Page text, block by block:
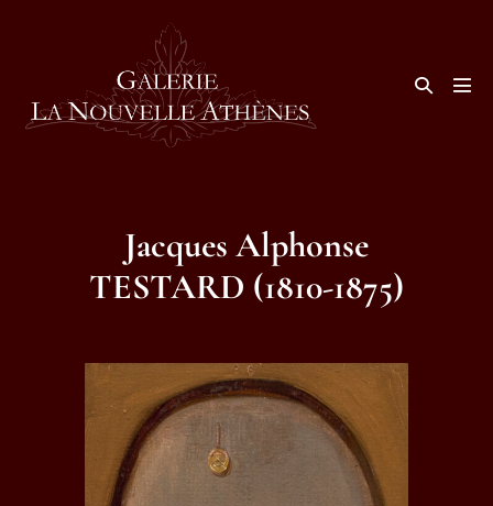
Basculer
Jacques Alphonse
TESTARD (1810-1875)